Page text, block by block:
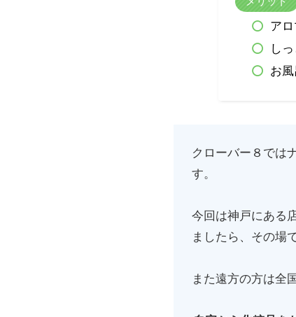
ア
し
お
クローバー８では
す。
今回は神戸にある
ましたら、その場
また遠方の方は全